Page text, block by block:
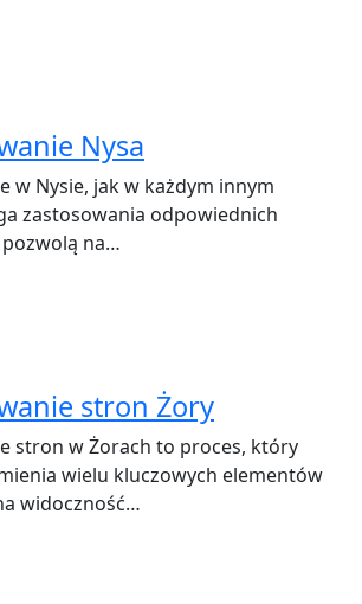
Nysa
w Nysie, jak w każdym innym
zastosowania odpowiednich
na…
stron Żory
stron w Żorach to proces, który
wielu kluczowych elementów
widoczność…